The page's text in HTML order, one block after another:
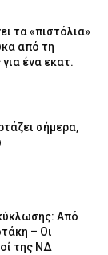
τα «πιστόλια»
από τη
ένα εκατ.
σήμερα,
Από
– Οι
της ΝΔ